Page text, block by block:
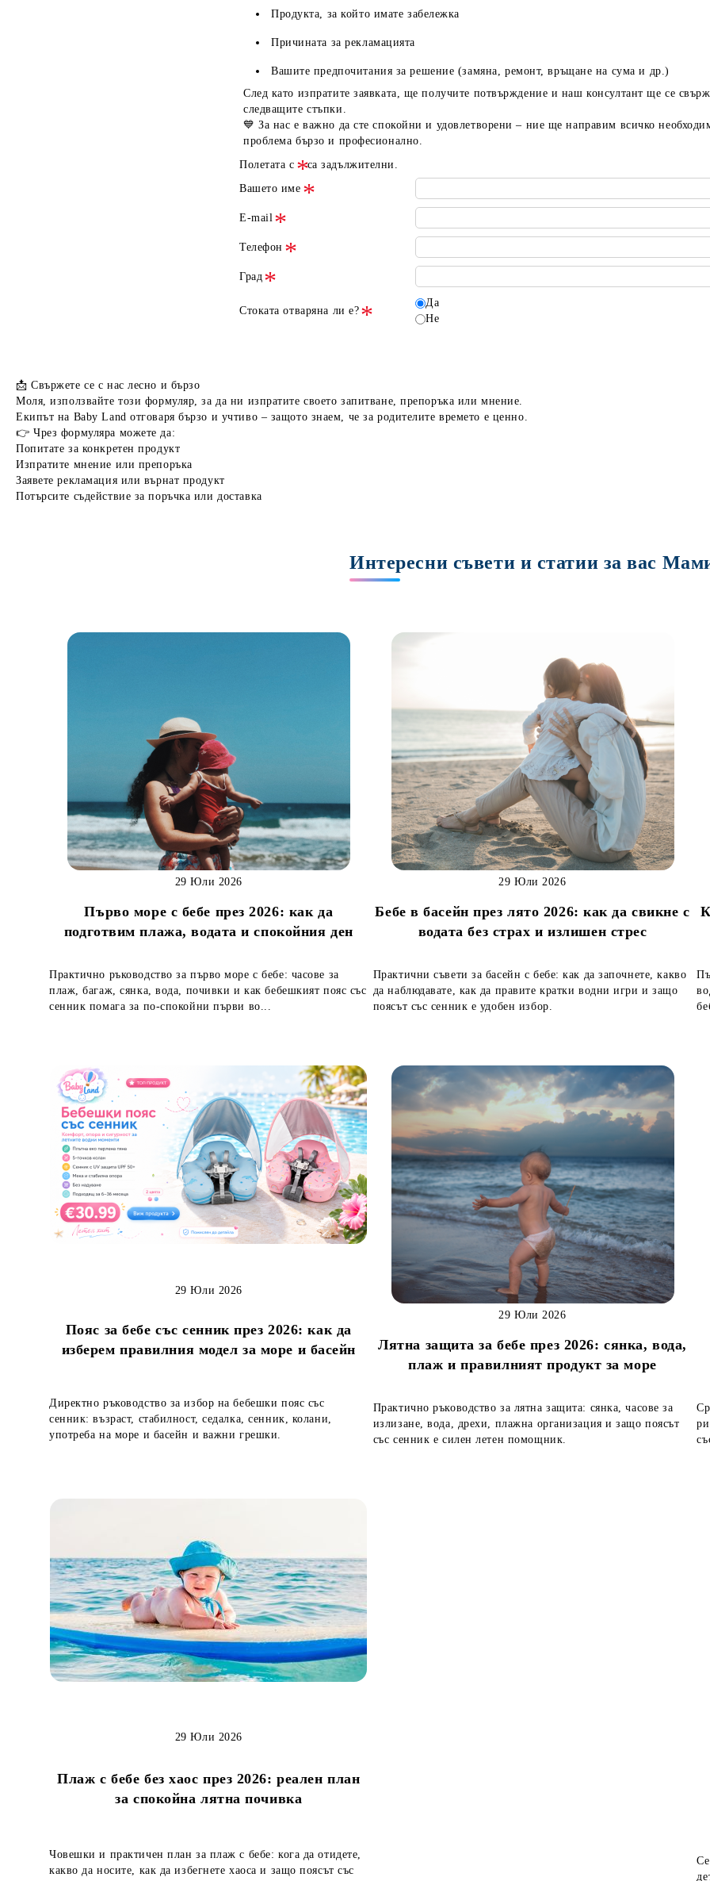
Продукта, за който имате забележка
Причината за рекламацията
Вашите предпочитания за решение (замяна, ремонт, връщане на сума и др.)
След като изпратите заявката, ще получите потвърждение и наш консултант ще се
следващите стъпки.
💙 За нас е важно да сте спокойни и удовлетворени – ние ще направим всичко
проблема бързо и професионално.
Полетата с
са задължителни.
Вашето име
E-mail
Телефон
Град
Стоката отваряна ли е?
Да
Не
📩Свържете се с нас лесно и бързо
Моля, използвайте този формуляр, за да ни изпратите своето запитване, препоръка или мнение.
Екипът на Baby Land отговаря бързо и учтиво – защото знаем, че за родителите времето е ценно.
👉 Чрез формуляра можете да:
Попитате за конкретен продукт
Изпратите мнение или препоръка
Заявете рекламация или върнат продукт
Потърсите съдействие за поръчка или доставка
Интересни съвети и статии за вас
Първо море с бебе през 2026: как да
подготвим плажа, водата и спокойния ден
29 Юли 2026
Практично ръководство за първо море с бебе: часове за
плаж, багаж, сянка, вода, почивки и как бебешкият пояс със
сенник помага за по-спокойни първи во...
Бебе в басейн през лято 2026: как да свикне с
водата без страх и излишен стрес
29 Юли 2026
Практични съвети за басейн с бебе: как да започнете, какво
да наблюдавате, как да правите кратки водни игри и защо
поясът със сенник е удобен избор.
Пояс за бебе със сенник през 2026: как да
изберем правилния модел за море и басейн
29 Юли 2026
Директно ръководство за избор на бебешки пояс със
сенник: възраст, стабилност, седалка, сенник, колани,
употреба на море и басейн и важни грешки.
Лятна защита за бебе през 2026: сянка, вода,
плаж и правилният продукт за море
29 Юли 2026
Практично ръководство за лятна защита: сянка, часове за
излизане, вода, дрехи, плажна организация и защо поясът
със сенник е силен летен помощник.
Плаж с бебе без хаос през 2026: реален план
за спокойна лятна почивка
29 Юли 2026
Човешки и практичен план за плаж с бебе: кога да отидете,
какво да носите, как да избегнете хаоса и защо поясът със